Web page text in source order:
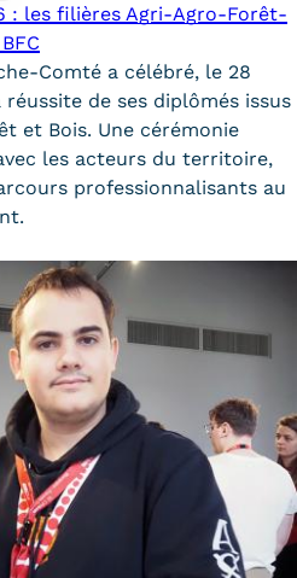
financement
?
au Cnam
: les filières Agri-Agro-Forêt-
Comté a célébré, le 28
de ses diplômés issus
et Bois. Une cérémonie
les acteurs du territoire,
professionnalisants au